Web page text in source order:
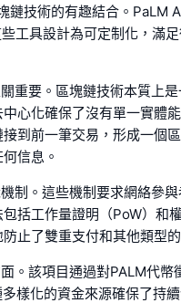
鏈技術的有趣結合。PaLM
工具設計為可定制化，滿
重要。區塊鏈技術本質上是
心化確保了沒有單一實體
到前一筆交易，形成一個
信息。
制。這些機制要求網絡參
括工作量證明（PoW）和
止了雙重支付和其他類型
。該項目通過對PALM代幣
樣化的資金來源確保了持